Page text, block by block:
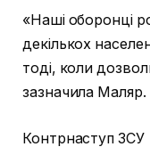
«Наші оборонці
декількох
тоді, коли
зазначила Маляр.
Контрнаступ ЗСУ